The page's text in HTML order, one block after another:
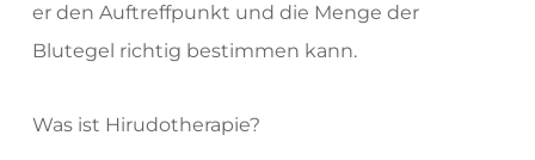
er den Auftreffpunkt und die Menge der
Blutegel richtig bestimmen kann.
Was ist Hirudotherapie?